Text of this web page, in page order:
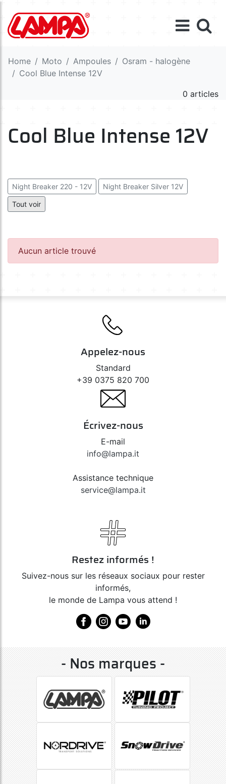
Home Moto Ampoules
Osram - halogène
Cool Blue Intense 12V
0 articles
Cool Blue Intense 12V
Night Breaker 220 - 12V Night Breaker Silver 12V
Night Breaker Laser 12V
Diadem 12V Ultra Life 12V Silverstar 2.0 12V
Original Line 12V Original Line 12V - Auxiliaires
Tout voir
Aucun article trouvé
Appelez-nous
Standard
+39 0375 820 700
Écrivez-nous
E-mail
info@lampa.it
Assistance technique
service@lampa.it
Restez informés !
Suivez-nous sur les réseaux sociaux pour rester
informés,
le monde de Lampa vous attend !
- Nos marques -